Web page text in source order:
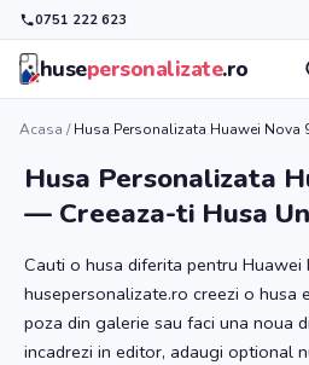
0751 222 623
husepersonalizate.ro
Acasa /Husa Personalizata Huawei Nova
Husa Personalizata
— Creeaza-ti Husa
Cauti o husa diferita pentru Huawei
husepersonalizate.ro creezi o husa
poza din galerie sau faci una noua
incadrezi in editor, adaugi optional